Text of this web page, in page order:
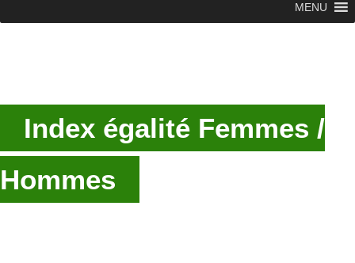
MENU
Index égalité Femmes /
Hommes